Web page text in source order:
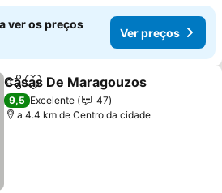
ver os preços
Ver preços
PartilharAdicionar aos favoritos
Casas De Maragouzos
9,5 Excelente
47
a 4.4 km de Centro da cidade